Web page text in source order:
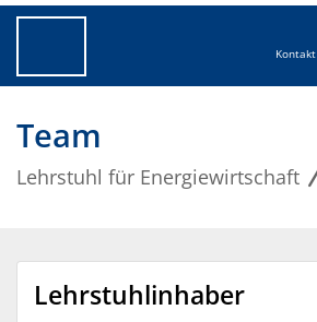
Kontakt
Team
Lehrstuhl für Energiewirtschaft
Lehrstuhlinhaber